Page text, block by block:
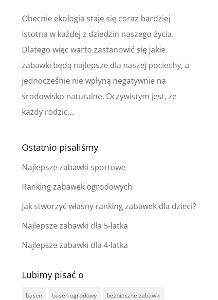
Obecnie ekologia staje się coraz bardziej
istotna w każdej z dziedzin naszego życia.
Dlatego więc warto zastanowić się jakie
zabawki będą najlepsze dla naszej pociechy, a
jednocześnie nie wpłyną negatywnie na
środowisko naturalne. Oczywistym jest, że
każdy rodzic...
Ostatnio pisaliśmy
Najlepsze zabawki sportowe
Ranking zabawek ogrodowych
Jak stworzyć własny ranking zabawek dla dzieci?
Najlepsze zabawki dla 5-latka
Najlepsze zabawki dla 4-latka
Lubimy pisać o
basen basen ogrodowy bezpieczne zabawki